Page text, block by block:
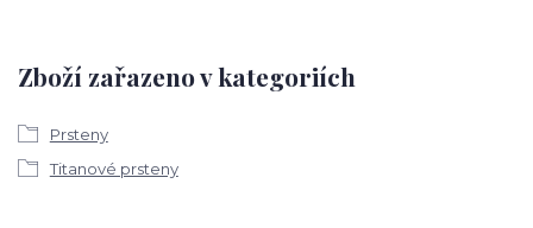
Zboží zařazeno v kategoriích
Prsteny
Titanové prsteny